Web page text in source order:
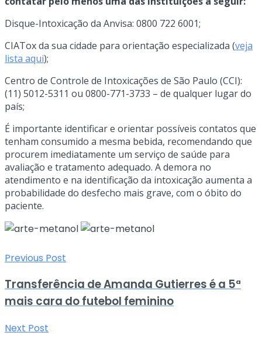
Disque-Intoxicação da Anvisa: 0800 722 6001;
CIATox da sua cidade para orientação especializada (veja
lista aqui);
Centro de Controle de Intoxicações de São Paulo (CCI):
(11) 5012-5311 ou 0800-771-3733 – de qualquer lugar do
país;
É importante identificar e orientar possíveis contatos que
tenham consumido a mesma bebida, recomendando que
procurem imediatamente um serviço de saúde para
avaliação e tratamento adequado. A demora no
atendimento e na identificação da intoxicação aumenta a
probabilidade do desfecho mais grave, com o óbito do
paciente.
Previous Post
Transferência de Amanda Gutierres é a 5ª
mais cara do futebol feminino
Next Post